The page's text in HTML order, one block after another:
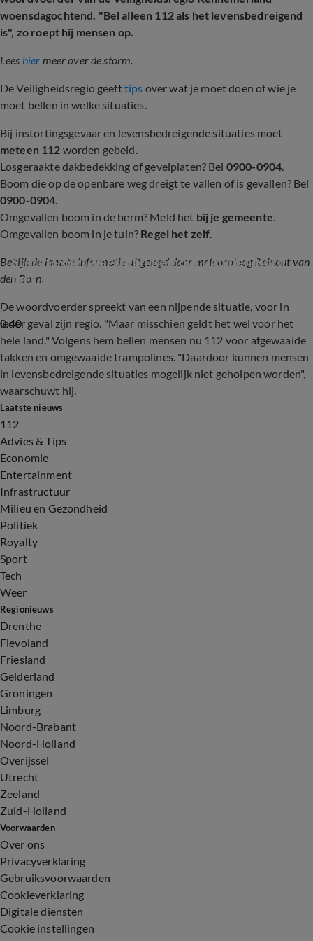
woensdagochtend. "Bel alleen 112 als het levensbedreigend
is", zo roept hij mensen op.
Lees hier meer over de storm.
De Veiligheidsregio geefttips over wat je moet doen of wie je
moet bellen in welke situaties.
Bij instortingsgevaar en levensbedreigende situaties moet
meteen 112 worden gebeld.
Losgeraakte dakbedekking of gevelplaten? Bel 0900-0904.
Boom die op de openbare weg dreigt te vallen of is gevallen? Bel
0900-0904.
Omgevallen boom in de berm? Meld het bij je gemeente.
Omgevallen boom in je tuin? Regel het zelf.
Bekijk de laatste informatie uitgelegd door meteoroloog Reinout van
den Born:
0:40
Storm Poly: weerman Reinout van den Born
met de laatste informatie
De woordvoerder spreekt van een nijpende situatie, voor in
ieder geval zijn regio. "Maar misschien geldt het wel voor het
hele land." Volgens hem bellen mensen nu 112 voor afgewaaide
takken en omgewaaide trampolines. "Daardoor kunnen mensen
in levensbedreigende situaties mogelijk niet geholpen worden",
waarschuwt hij.
Laatste nieuws
112
Advies & Tips
Economie
Entertainment
Infrastructuur
Milieu en Gezondheid
Politiek
Royalty
Sport
Tech
Weer
Regionieuws
Drenthe
Flevoland
Friesland
Gelderland
Groningen
Limburg
Noord-Brabant
Noord-Holland
Overijssel
Utrecht
Zeeland
Zuid-Holland
Voorwaarden
Over ons
Privacyverklaring
Gebruiksvoorwaarden
Cookieverklaring
Digitale diensten
Cookie instellingen